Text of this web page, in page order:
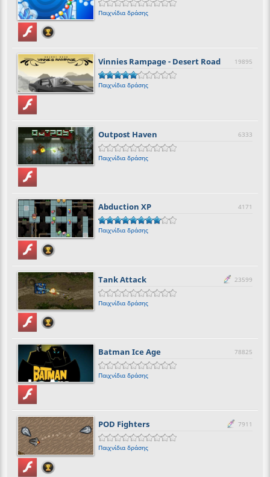
Παιχνίδια δράσης
Vinnies Rampage - Desert Road 19895
Παιχνίδια δράσης
Outpost Haven 6333
Παιχνίδια δράσης
Abduction XP 4171
Παιχνίδια δράσης
Tank Attack 23599
Παιχνίδια δράσης
Batman Ice Age 78825
Παιχνίδια δράσης
POD Fighters 7911
Παιχνίδια δράσης